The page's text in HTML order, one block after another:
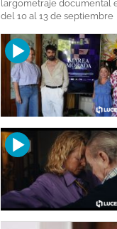
largometraje documental
del 10 al 13 de septiembre